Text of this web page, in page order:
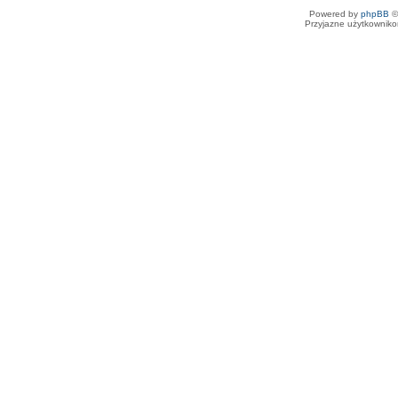
Powered by phpBB
Przyjazne